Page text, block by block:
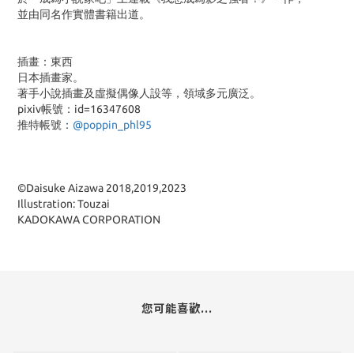
並由同名作實體書籍出道。
插畫：東西
日本插畫家。
著手小說插畫及虛擬偶像人設等，領域多元廣泛。
pixiv帳號：id=16347608
推特帳號： @poppin_phl95
©Daisuke Aizawa 2018,2019,2023
Illustration: Touzai
KADOKAWA CORPORATION
您可能喜歡...